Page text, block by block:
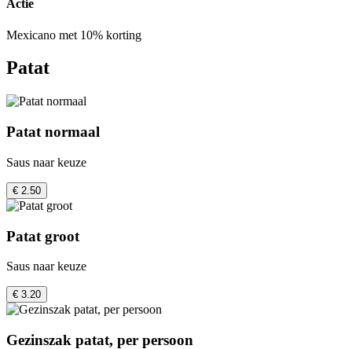
Actie
Mexicano met 10% korting
Patat
Patat normaal
Saus naar keuze
€ 2.50
Patat groot
Saus naar keuze
€ 3.20
Gezinszak patat, per persoon